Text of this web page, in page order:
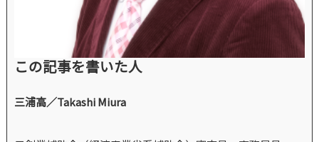
この記事を書いた人
三浦高／Takashi Miura